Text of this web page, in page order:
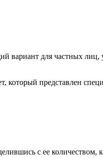
вариант для частных лиц,
который представлен
с ее количеством,